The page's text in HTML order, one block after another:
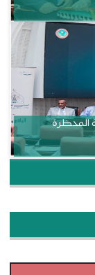
المحظرة